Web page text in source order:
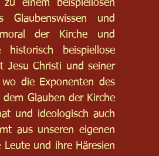
einem beispiellosen
Glaubenswissen und
der Kirche und
beispiellose
Jesu Christi und seiner
die Exponenten des
Glauben der Kirche
und ideologisch auch
aus unseren eigenen
und ihre Häresien